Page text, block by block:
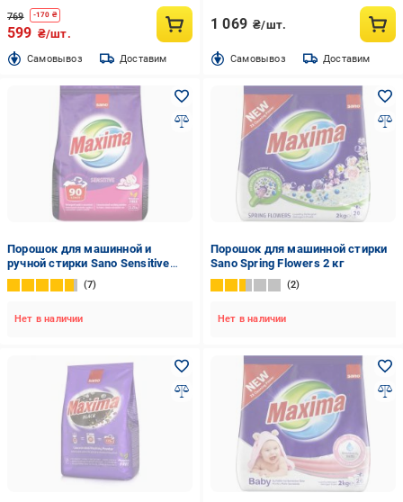
769 -170 ₴
599 ₴/шт.
Cамовывоз Доставим
1 069 ₴/шт.
Cамовывоз Доставим
Порошок для машинной и
ручной стирки Sano Sensitive
3,25 кг
7
Нет в наличии
Порошок для машинной стирки
Sano Spring Flowers 2 кг
2
Нет в наличии